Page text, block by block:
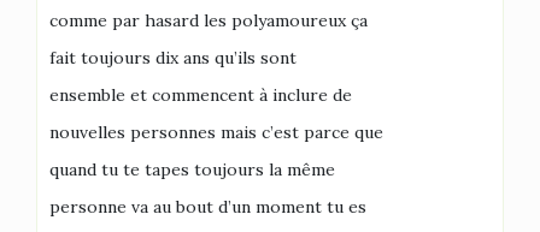
comme par hasard les polyamoureux ça
fait toujours dix ans qu’ils sont
ensemble et commencent à inclure de
nouvelles personnes mais c’est parce que
quand tu te tapes toujours la même
personne va au bout d’un moment tu es